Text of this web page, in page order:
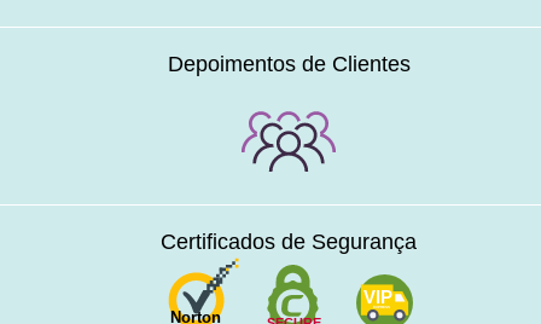
Depoimentos de Clientes
Certificados de Segurança
Norton
VIP
EXPRESS